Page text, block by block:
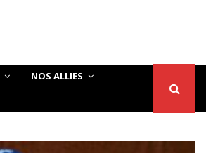
NOS ALLIES